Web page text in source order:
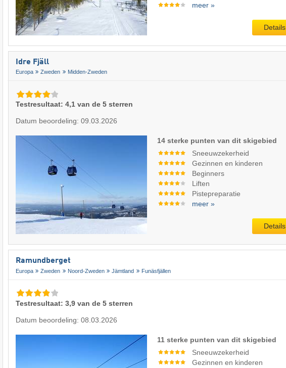
meer »
Details
Idre Fjäll
Europa Zweden Midden-Zweden
Testresultaat: 4,1 van de 5 sterren
Datum beoordeling: 09.03.2026
14 sterke punten van dit skigebied
Sneeuwzekerheid
Gezinnen en kinderen
Beginners
Liften
Pistepreparatie
meer »
Details
Ramundberget
Europa Zweden Noord-Zweden Jämtland Funäsfjällen
Testresultaat: 3,9 van de 5 sterren
Datum beoordeling: 08.03.2026
11 sterke punten van dit skigebied
Sneeuwzekerheid
Gezinnen en kinderen